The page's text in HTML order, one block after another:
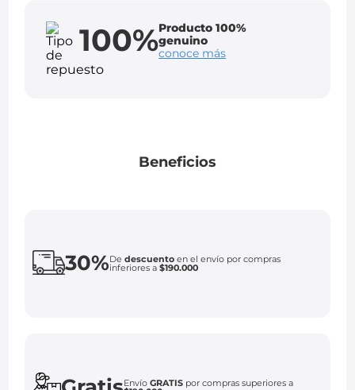
100%Producto 100%
genuino
conoce más
Beneficios
30%Dedescuento en el envío por compras
inferiores a$190.000
EnvíoGRATIS por compras superiores a